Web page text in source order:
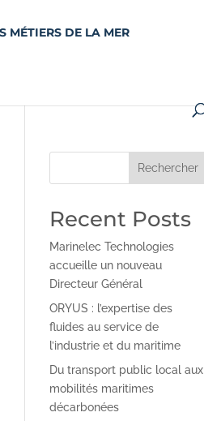
MÉTIERS DE LA MER
Rechercher
Recent Posts
Marinelec Technologies
accueille un nouveau
Directeur Général
ORYUS : l’expertise des
fluides au service de
l’industrie et du maritime
Du transport public local aux
mobilités maritimes
décarbonées